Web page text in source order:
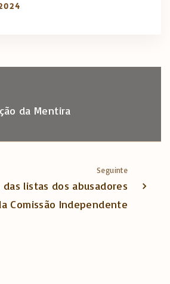
da Mentira
Seguinte
das listas dos abusadores
Comissão Independente